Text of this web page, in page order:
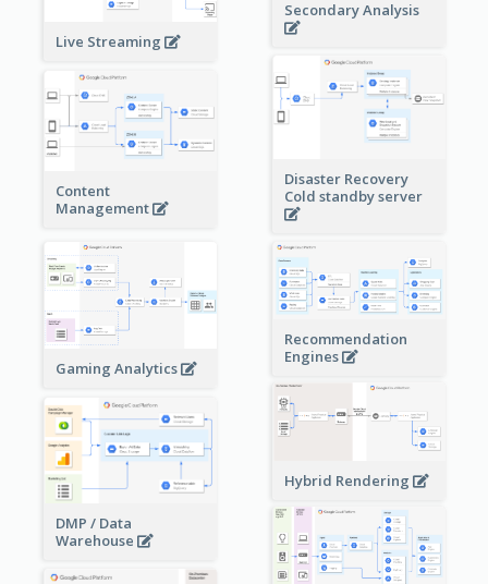
Secondary Analysis
Live Streaming
Disaster Recovery
Cold standby server
Content
Management
Gaming Analytics
Recommendation
Engines
Hybrid Rendering
DMP / Data
Warehouse